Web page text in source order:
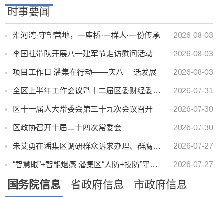
时事要闻
淮河湾·守望营地，一座桥·一群人·一份传承 2026-08-03
李国柱带队开展八一建军节走访慰问活动 2026-08-03
项目工作日 潘集在行动——庆八一 话发展 2026-08-03
全区上半年工作会议暨十二届区委财经委员会第一次会议召开 2026-07-31
区十一届人大常委会第三十九次会议召开 2026-07-30
区政协召开十届二十四次常委会 2026-07-30
朱艾勇在潘集区调研群众诉求办理、群腐集中整治等工作时强调 站稳群众立场 夯实基层基础 以解决问题的实... 2026-07-27
“智慧眼”+智能烟感 潘集区“人防+技防”守护百姓平安 2026-07-27
国务院信息 省政府信息 市政府信息